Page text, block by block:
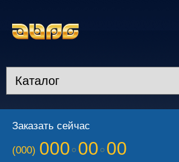
Заказать сейчас
(000) 000 00 00